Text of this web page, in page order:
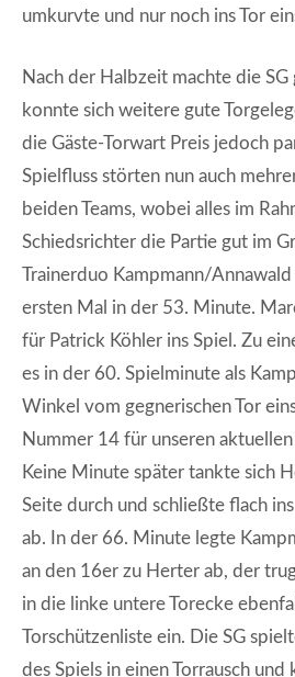
umkurvte und nur noch ins Tor
Nach der Halbzeit machte die SG
konnte sich weitere gute
die Gäste-Torwart Preis jedoch
Spielfluss störten nun auch
beiden Teams, wobei alles im
Schiedsrichter die Partie gut im
Trainerduo Kampmann/
ersten Mal in der 53. Minute.
für Patrick Köhler ins Spiel. Zu
es in der 60. Spielminute als
Winkel vom gegnerischen Tor
Nummer 14 für unseren
Keine Minute später tankte sich
Seite durch und schließte flach
ab. In der 66. Minute legte
an den 16er zu Herter ab, der
in die linke untere Torecke
Torschützenliste ein. Die SG
des Spiels in einen Torrausch und